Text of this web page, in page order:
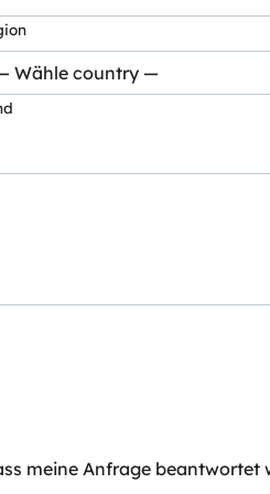
meine Anfrage beantwortet